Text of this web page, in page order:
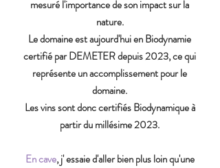
mesuré l'importance de son impact sur la
nature.
Le domaine est aujourd'hui en Biodynamie
certifié par DEMETER depuis 2023, ce qui
représente un accomplissement pour le
domaine.
Les vins sont donc certifiés Biodynamique à
partir du millésime 2023.
En cave, j' essaie d'aller bien plus loin qu'une